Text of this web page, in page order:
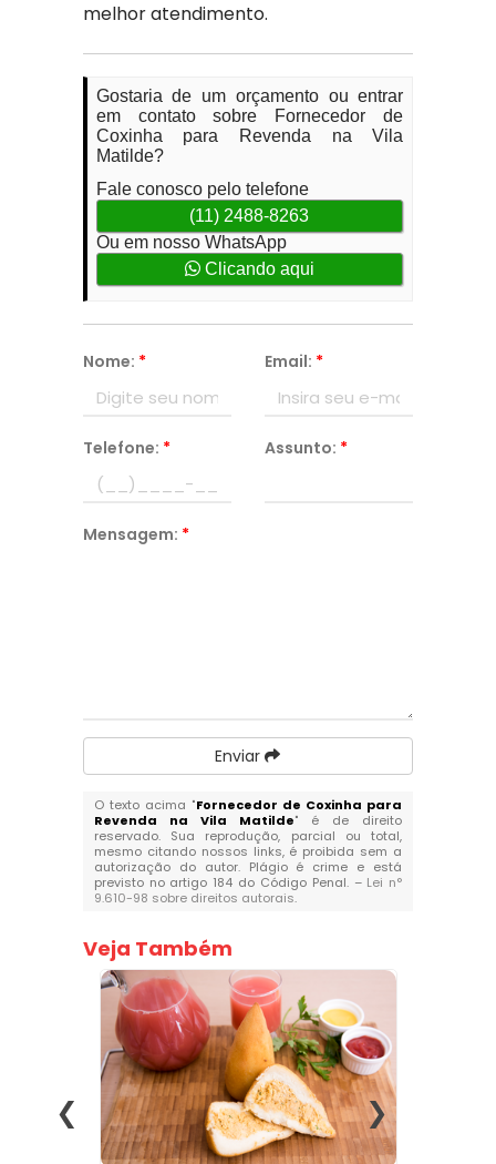
melhor atendimento.
Gostaria de um orçamento ou entrar
em contato sobre Fornecedor de
Coxinha para Revenda na Vila
Matilde?
Fale conosco pelo telefone
(11) 2488-8263
Ou em nosso WhatsApp
Clicando aqui
Nome: * Email: *
Telefone: * Assunto: *
Mensagem: *
Enviar
O texto acima "Fornecedor de Coxinha para
Revenda na Vila Matilde" é de direito
reservado. Sua reprodução, parcial ou total,
mesmo citando nossos links, é proibida sem a
autorização do autor. Plágio é crime e está
previsto no artigo 184 do Código Penal. – Lei n°
9.610-98 sobre direitos autorais.
Veja Também